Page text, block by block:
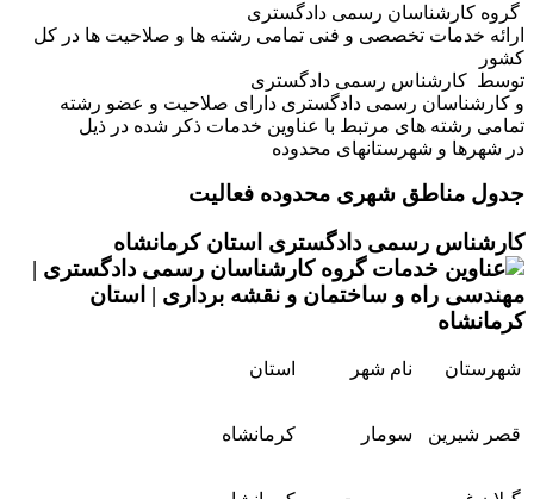
گروه کارشناسان رسمی دادگستری
ارائه خدمات تخصصی و فنی تمامی رشته ها و صلاحیت ها در کل
کشور
توسط کارشناس رسمی دادگستری
و کارشناسان رسمی دادگستری دارای صلاحیت و عضو رشته
تمامی رشته های مرتبط با عناوین خدمات ذکر شده در ذیل
در شهرها و شهرستانهای محدوده
جدول مناطق شهری محدوده فعالیت
کارشناس رسمی دادگستری استان کرمانشاه
شهرستان نام شهر استان
قصر شیرین سومار کرمانشاه